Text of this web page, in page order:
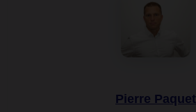
Pierre Paquet